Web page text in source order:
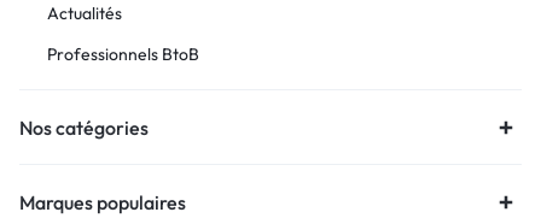
Actualités
Professionnels BtoB
Nos catégories
Marques populaires